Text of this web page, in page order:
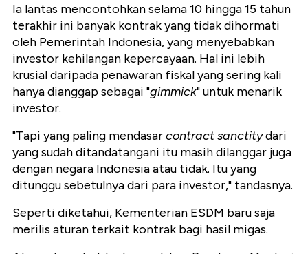
Ia lantas mencontohkan selama 10 hingga 15 tahun
terakhir ini banyak kontrak yang tidak dihormati
oleh Pemerintah Indonesia, yang menyebabkan
investor kehilangan kepercayaan. Hal ini lebih
krusial daripada penawaran fiskal yang sering kali
hanya dianggap sebagai "gimmick" untuk menarik
investor.
"Tapi yang paling mendasarcontract sanctitydari
yang sudah ditandatangani itu masih dilanggar juga
dengan negara Indonesia atau tidak. Itu yang
ditunggu sebetulnya dari para investor," tandasnya.
Seperti diketahui, Kementerian ESDM baru saja
merilis aturan terkait kontrak bagi hasil migas.